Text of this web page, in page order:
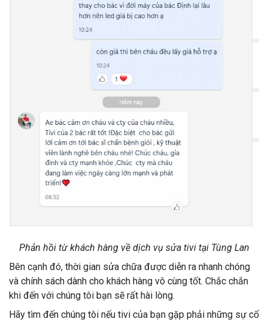
Phản hồi từ khách hàng về dịch vụ sửa tivi tại Tùng Lan
Bên cạnh đó, thời gian sửa chữa được diễn ra nhanh chóng
và chính sách dành cho khách hàng vô cùng tốt. Chắc chắn
khi đến với chúng tôi bạn sẽ rất hài lòng.
Hãy tìm đến chúng tôi nếu tivi của bạn gặp phải những sự cố